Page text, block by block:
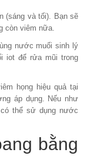
(sáng và tối). Bạn sẽ
còn viêm nữa.
nước muối sinh lý
iot để rửa mũi trong
họng hiệu quả tại
áp dụng. Nếu như
thể sử dụng nước
bằng